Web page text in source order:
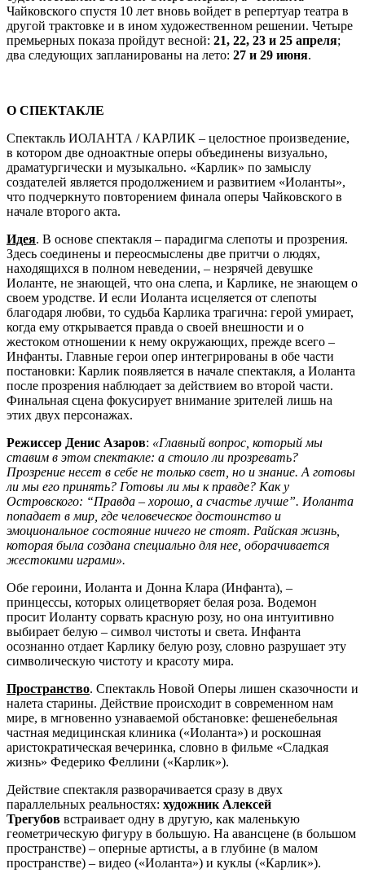
Чайковского спустя 10 лет вновь войдет в репертуар театра в
другой трактовке и в ином художественном решении. Четыре
премьерных показа пройдут весной: 21, 22, 23 и 25 апреля;
два следующих запланированы на лето: 27 и 29 июня.
О СПЕКТАКЛЕ
Спектакль ИОЛАНТА / КАРЛИК – целостное произведение,
в котором две одноактные оперы объединены визуально,
драматургически и музыкально. «Карлик» по замыслу
создателей является продолжением и развитием «Иоланты»,
что подчеркнуто повторением финала оперы Чайковского в
начале второго акта.
Идея. В основе спектакля – парадигма слепоты и прозрения.
Здесь соединены и переосмыслены две притчи о людях,
находящихся в полном неведении, – незрячей девушке
Иоланте, не знающей, что она слепа, и Карлике, не знающем о
своем уродстве. И если Иоланта исцеляется от слепоты
благодаря любви, то судьба Карлика трагична: герой умирает,
когда ему открывается правда о своей внешности и о
жестоком отношении к нему окружающих, прежде всего –
Инфанты. Главные герои опер интегрированы в обе части
постановки: Карлик появляется в начале спектакля, а Иоланта
после прозрения наблюдает за действием во второй части.
Финальная сцена фокусирует внимание зрителей лишь на
этих двух персонажах.
Режиссер Денис Азаров: «Главный вопрос, который мы
ставим в этом спектакле: а стоило ли прозревать?
Прозрение несет в себе не только свет, но и знание. А готовы
ли мы его принять? Готовы ли мы к правде? Как у
Островского: “Правда – хорошо, а счастье лучше”. Иоланта
попадает в мир, где человеческое достоинство и
эмоциональное состояние ничего не стоят. Райская жизнь,
которая была создана специально для нее, оборачивается
жестокими играми».
Обе героини, Иоланта и Донна Клара (Инфанта), –
принцессы, которых олицетворяет белая роза. Водемон
просит Иоланту сорвать красную розу, но она интуитивно
выбирает белую – символ чистоты и света. Инфанта
осознанно отдает Карлику белую розу, словно разрушает эту
символическую чистоту и красоту мира.
Пространство. Спектакль Новой Оперы лишен сказочности и
налета старины. Действие происходит в современном нам
мире, в мгновенно узнаваемой обстановке: фешенебельная
частная медицинская клиника («Иоланта») и роскошная
аристократическая вечеринка, словно в фильме «Сладкая
жизнь» Федерико Феллини («Карлик»).
Действие спектакля разворачивается сразу в двух
параллельных реальностях: художник Алексей
Трегубов встраивает одну в другую, как маленькую
геометрическую фигуру в большую. На авансцене (в большом
пространстве) – оперные артисты, а в глубине (в малом
пространстве) – видео («Иоланта») и куклы («Карлик»).